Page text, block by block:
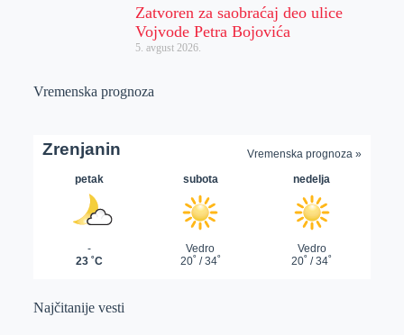
Zatvoren za saobraćaj deo ulice
Vojvode Petra Bojovića
5. avgust 2026.
Vremenska prognoza
Najčitanije vesti